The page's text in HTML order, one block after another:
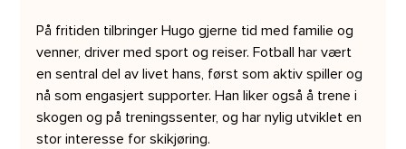
På fritiden tilbringer Hugo gjerne tid med familie og
venner, driver med sport og reiser. Fotball har vært
en sentral del av livet hans, først som aktiv spiller og
nå som engasjert supporter. Han liker også å trene i
skogen og på treningssenter, og har nylig utviklet en
stor interesse for skikjøring.